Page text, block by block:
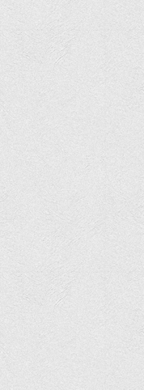
вищої освіти на
навчання